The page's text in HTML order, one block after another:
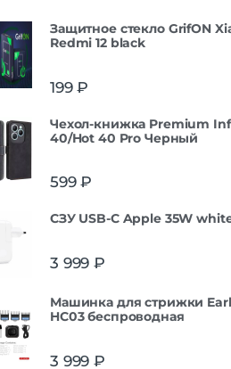
Защитнoe cтекло GrifON
Redmi 12 black
199₽
Чехол-книжка Premium
40/Hot 40 Pro Черный
599₽
СЗУ USB-C Apple 35W
3 999 ₽
Машинка для стрижки
HC03 беспроводная
3 999 ₽